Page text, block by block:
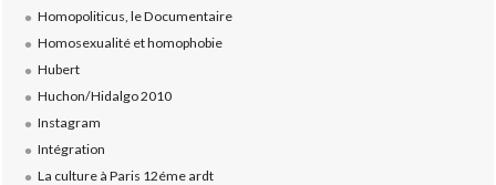
Homopoliticus, le Documentaire
Homosexualité et homophobie
Hubert
Huchon/Hidalgo 2010
Instagram
Intégration
La culture à Paris 12éme ardt